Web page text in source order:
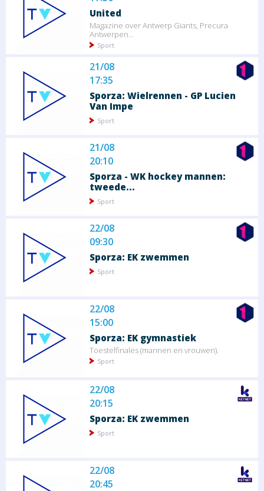
United
Magazine over Antwerp Giants, Precura
Antwerpen...
Sport
21/08
17:35
Sporza: Wielrennen - GP Lucien
Van Impe
Sport
21/08
20:10
Sporza - WK hockey mannen:
tweede...
Sport
22/08
09:30
Sporza: EK zwemmen
Sport
22/08
15:00
Sporza: EK gymnastiek
Toestelfinales (mannen en vrouwen).
Sport
22/08
20:15
Sporza: EK zwemmen
Sport
22/08
20:45